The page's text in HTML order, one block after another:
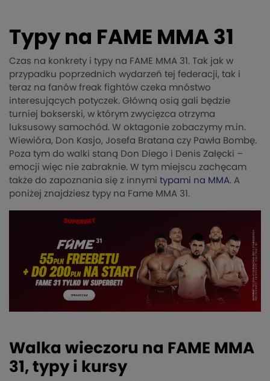
Typy na FAME MMA 31
Czas na konkrety i typy na FAME MMA 31. Tak jak w
przypadku poprzednich wydarzeń tej federacji, tak i
teraz na fanów freak fightów czeka mnóstwo
interesujących potyczek. Główną osią gali będzie
turniej bokserski, w którym zwycięzca otrzyma
luksusowy samochód. W oktagonie zobaczymy m.in.
Wiewióra, Don Kasjo, Josefa Bratana czy Pawła Bombę.
Poza tym do walki staną Don Diego i Denis Załęcki –
emocji więc nie zabraknie. W tym miejscu zachęcam
także do zapoznania się z innymi typami na MMA. A
poniżej znajdziesz typy na Fame MMA 31.
Walka wieczoru na FAME MMA
31, typy i kursy